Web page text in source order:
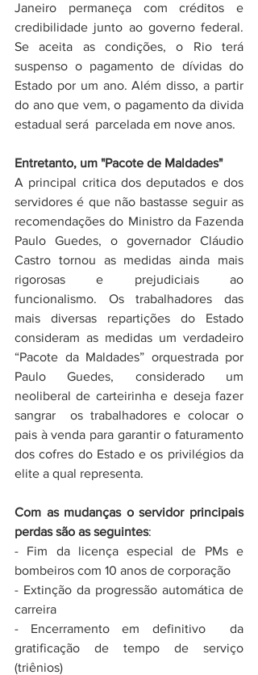
Janeiro permaneça com créditos e
credibilidade junto ao governo federal.
Se aceita as condições, o Rio terá
suspenso o pagamento de dívidas do
Estado por um ano. Além disso, a partir
do ano que vem, o pagamento da divida
estadual será  parcelada em nove anos.
Entretanto, um "Pacote de Maldades"
A principal critica dos deputados e dos
servidores é que não bastasse seguir as
recomendações do Ministro da Fazenda
Paulo Guedes, o governador Cláudio
Castro tornou as medidas ainda mais
rigorosas e prejudiciais ao
funcionalismo. Os trabalhadores das
mais diversas repartições do Estado
consideram as medidas um verdadeiro
“Pacote da Maldades” orquestrada por
Paulo Guedes, considerado um
neoliberal de carteirinha e deseja fazer
sangrar  os trabalhadores e colocar o
pais à venda para garantir o faturamento
dos cofres do Estado e os privilégios da
elite a qual representa.
Com as mudanças o servidor principais
perdas são as seguintes:
- Fim da licença especial de PMs e
bombeiros com 10 anos de corporação
- Extinção da progressão automática de
carreira
- Encerramento em definitivo  da
gratificação de tempo de serviço
(triênios)